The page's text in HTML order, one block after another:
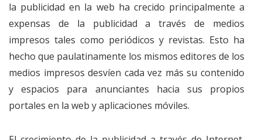
la publicidad en la web ha crecido principalmente a
expensas de la publicidad a través de medios
impresos tales como periódicos y revistas. Esto ha
hecho que paulatinamente los mismos editores de los
medios impresos desvíen cada vez más su contenido
y espacios para anunciantes hacia sus propios
portales en la web y aplicaciones móviles.